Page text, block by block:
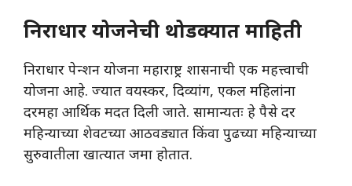
निराधार योजनेची थोडक्यात माहिती
निराधार पेन्शन योजना महाराष्ट्र शासनाची एक महत्त्वाची
योजना आहे. ज्यात वयस्कर, दिव्यांग, एकल महिलांना
दरमहा आर्थिक मदत दिली जाते. सामान्यतः हे पैसे दर
महिन्याच्या शेवटच्या आठवड्यात किंवा पुढच्या महिन्याच्या
सुरुवातीला खात्यात जमा होतात.